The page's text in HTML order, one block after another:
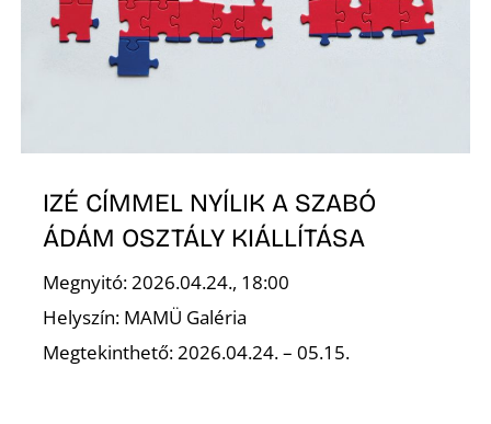
IZÉ CÍMMEL NYÍLIK A SZABÓ
ÁDÁM OSZTÁLY KIÁLLÍTÁSA
Megnyitó: 2026.04.24., 18:00
Helyszín: MAMÜ Galéria
Megtekinthető: 2026.04.24. – 05.15.